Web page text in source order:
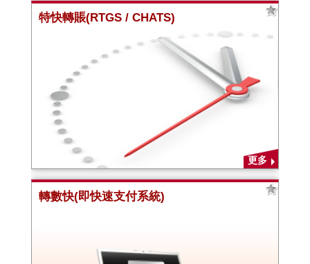
特快轉賬(RTGS / CHATS)
更多
轉數快(即快速支付系統)